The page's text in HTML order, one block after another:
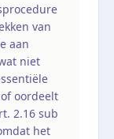
van
aan
niet
oordeelt
2.16 sub
het